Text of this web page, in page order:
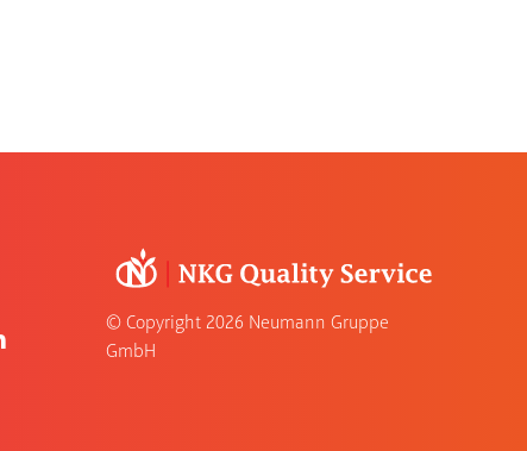
© Copyright 2026 Neumann Gruppe
GmbH